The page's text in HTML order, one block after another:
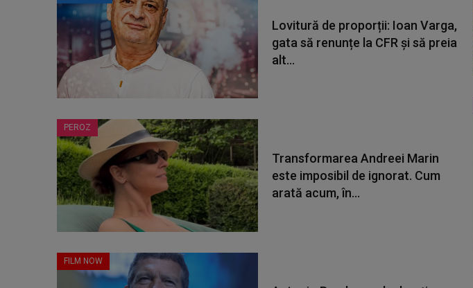
Lovitură de proporții: Ioan Varga,
gata să renunțe la CFR și să preia
alt...
PEROZ
Transformarea Andreei Marin
este imposibil de ignorat. Cum
arată acum, în...
FILM NOW